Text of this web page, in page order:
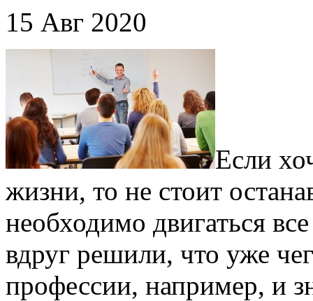
15 Авг 2020
Если
жизни, то не стоит
необходимо двигаться
вдруг решили, что уже
профессии, например, и